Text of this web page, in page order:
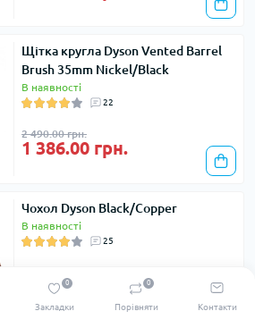
Закладки
0
Порівняти
0
Контакти
Щітка кругла Dyson Vented Barrel
Brush 35mm Nickel/Black
В наявності
22
2 490.00 грн.
1 386.00 грн.
Чохол Dyson Black/Copper
В наявності
25
3 340.00 грн.
2 937.00 грн.